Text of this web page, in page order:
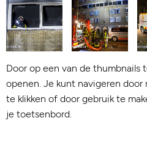
Door op een van de thumbnails
openen. Je kunt navigeren
te klikken of door gebruik te
je toetsenbord.